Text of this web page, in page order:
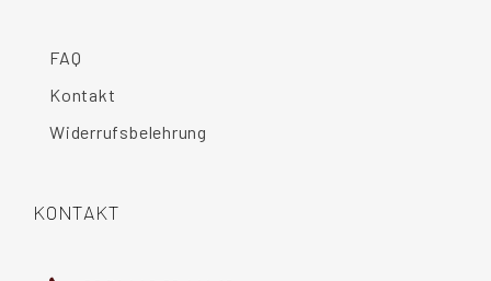
FAQ
Kontakt
Widerrufsbelehrung
KONTAKT